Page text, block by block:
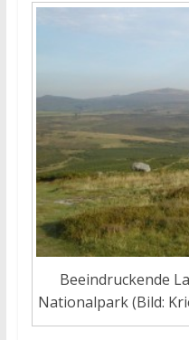
Beeindruckende
Nationalpark (Bild: